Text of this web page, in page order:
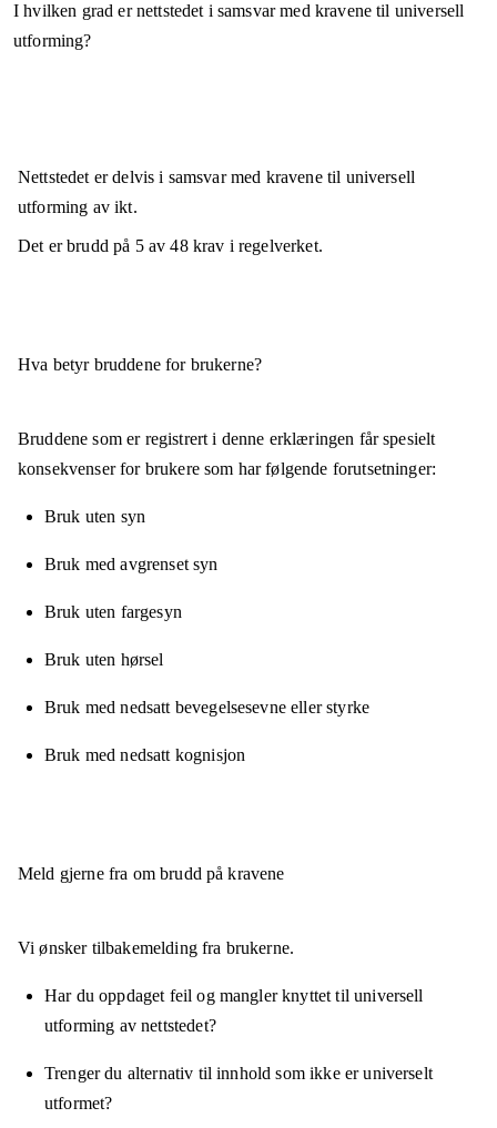
I hvilken grad er nettstedet i samsvar med kravene til universell
utforming?
Nettstedet erdelvis i samsvarmed kravene til universell
utforming av ikt.
Det er brudd på 5av48krav i regelverket.
Hva betyr bruddene for brukerne?
Bruddene som er registrert i denne erklæringen får spesielt
konsekvenser for brukere som har følgende forutsetninger:
Bruk uten syn
Bruk med avgrenset syn
Bruk uten fargesyn
Bruk uten hørsel
Bruk med nedsatt bevegelsesevne eller styrke
Bruk med nedsatt kognisjon
Meld gjerne fra om brudd på kravene
Vi ønsker tilbakemelding fra brukerne.
Har du oppdaget feil og mangler knyttet til universell
utforming av nettstedet?
Trenger du alternativ til innhold som ikke er universelt
utformet?